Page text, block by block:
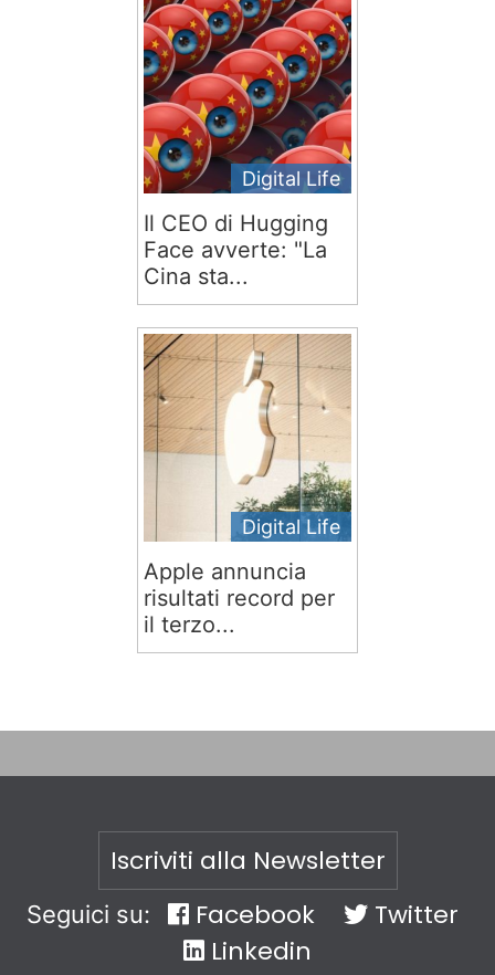
Digital Life
Il CEO di Hugging
Face avverte: "La
Cina sta...
Digital Life
Apple annuncia
risultati record per
il terzo...
Iscriviti alla Newsletter
Seguici su: Facebook
Twitter
Linkedin